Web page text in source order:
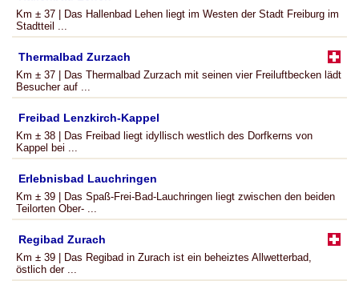
Km ± 37 | Das Hallenbad Lehen liegt im Westen der Stadt Freiburg im
Stadtteil ...
Thermalbad Zurzach
Km ± 37 | Das Thermalbad Zurzach mit seinen vier Freiluftbecken lädt
Besucher auf ...
Freibad Lenzkirch-Kappel
Km ± 38 | Das Freibad liegt idyllisch westlich des Dorfkerns von
Kappel bei ...
Erlebnisbad Lauchringen
Km ± 39 | Das Spaß-Frei-Bad-Lauchringen liegt zwischen den beiden
Teilorten Ober- ...
Regibad Zurach
Km ± 39 | Das Regibad in Zurach ist ein beheiztes Allwetterbad,
östlich der ...